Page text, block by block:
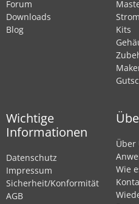
Forum
Downloads
Blog
Kits
Wichtige
Informationen
Datenschutz
Impressum
Sicherheit/Konformität
AGB
Über
Wie